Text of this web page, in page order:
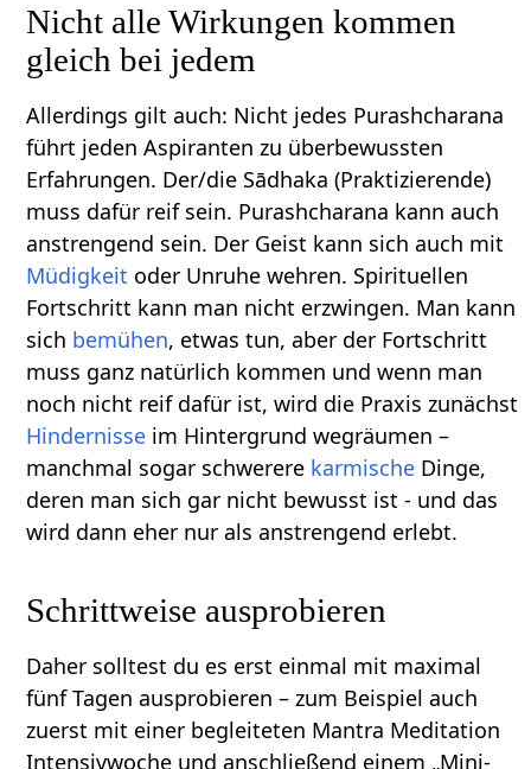
Nicht alle Wirkungen kommen
gleich bei jedem
Allerdings gilt auch: Nicht jedes Purashcharana
führt jeden Aspiranten zu überbewussten
Erfahrungen. Der/die Sādhaka (Praktizierende)
muss dafür reif sein. Purashcharana kann auch
anstrengend sein. Der Geist kann sich auch mit
Müdigkeit oder Unruhe wehren. Spirituellen
Fortschritt kann man nicht erzwingen. Man kann
sich bemühen, etwas tun, aber der Fortschritt
muss ganz natürlich kommen und wenn man
noch nicht reif dafür ist, wird die Praxis zunächst
Hindernisse im Hintergrund wegräumen –
manchmal sogar schwerere karmische Dinge,
deren man sich gar nicht bewusst ist - und das
wird dann eher nur als anstrengend erlebt.
Schrittweise ausprobieren
Daher solltest du es erst einmal mit maximal
fünf Tagen ausprobieren – zum Beispiel auch
zuerst mit einer begleiteten Mantra Meditation
Intensivwoche und anschließend einem „Mini-